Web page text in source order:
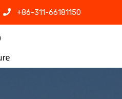
+86-311-66181150